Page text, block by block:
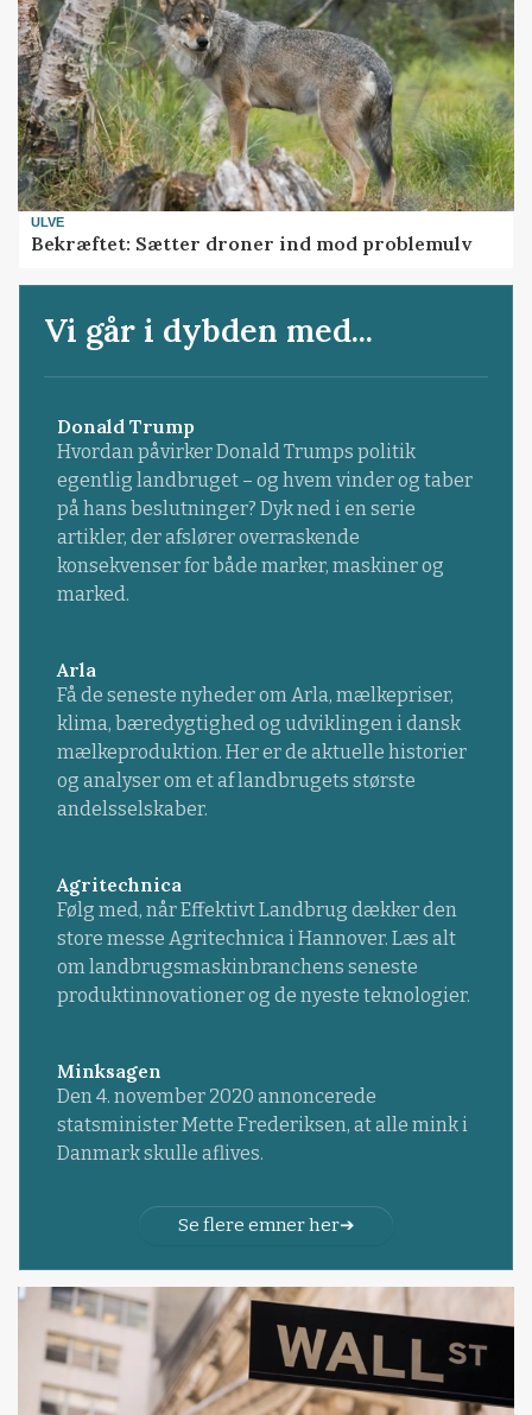
ULVE
Bekræftet: Sætter droner ind mod problemulv
Vi går i dybden med...
Donald Trump
Hvordan påvirker Donald Trumps politik
egentlig landbruget – og hvem vinder og taber
på hans beslutninger? Dyk ned i en serie
artikler, der afslører overraskende
konsekvenser for både marker, maskiner og
marked.
Arla
Få de seneste nyheder om Arla, mælkepriser,
klima, bæredygtighed og udviklingen i dansk
mælkeproduktion. Her er de aktuelle historier
og analyser om et af landbrugets største
andelsselskaber.
Agritechnica
Følg med, når Effektivt Landbrug dækker den
store messe Agritechnica i Hannover. Læs alt
om landbrugsmaskinbranchens seneste
produktinnovationer og de nyeste teknologier.
Minksagen
Den 4. november 2020 annoncerede
statsminister Mette Frederiksen, at alle mink i
Danmark skulle aflives.
Se flere emner her